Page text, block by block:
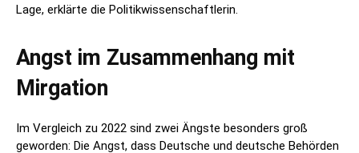
Lage, erklärte die Politikwissenschaftlerin.
Angst im Zusammenhang mit
Mirgation
Im Vergleich zu 2022 sind zwei Ängste besonders groß
geworden: Die Angst, dass Deutsche und deutsche Behörden